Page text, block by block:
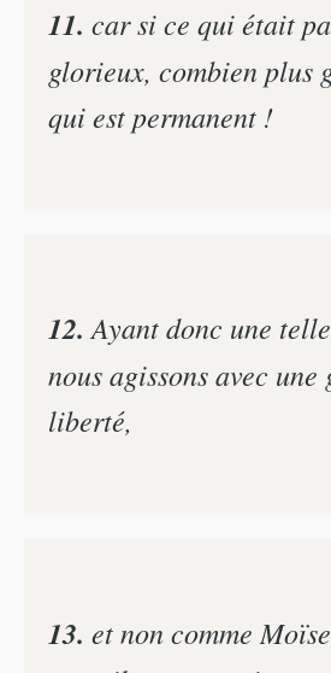
11. car si ce qui était
glorieux, combien plus
qui est permanent !
12. Ayant donc une
nous agissons avec une
liberté,
13. et non comme